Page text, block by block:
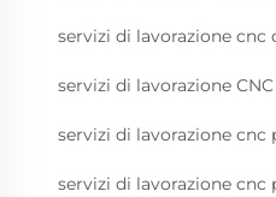
servizi di lavorazione
servizi di lavorazione
servizi di lavorazione cnc
servizi di lavorazione cnc